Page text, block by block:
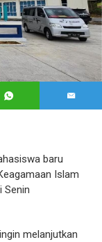
baru
Islam
Senin
melanjutkan